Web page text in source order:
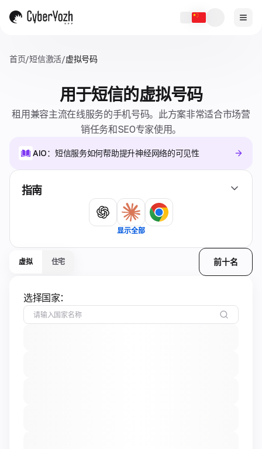
首页/短信激活/虚拟号码
用于短信的虚拟号码
租用兼容主流在线服务的手机号码。此方案非常适合市场营
销任务和SEO专家使用。
AIO：短信服务如何帮助提升神经网络的可见性
指南
显示全部
虚拟 住宅 前十名
选择国家：